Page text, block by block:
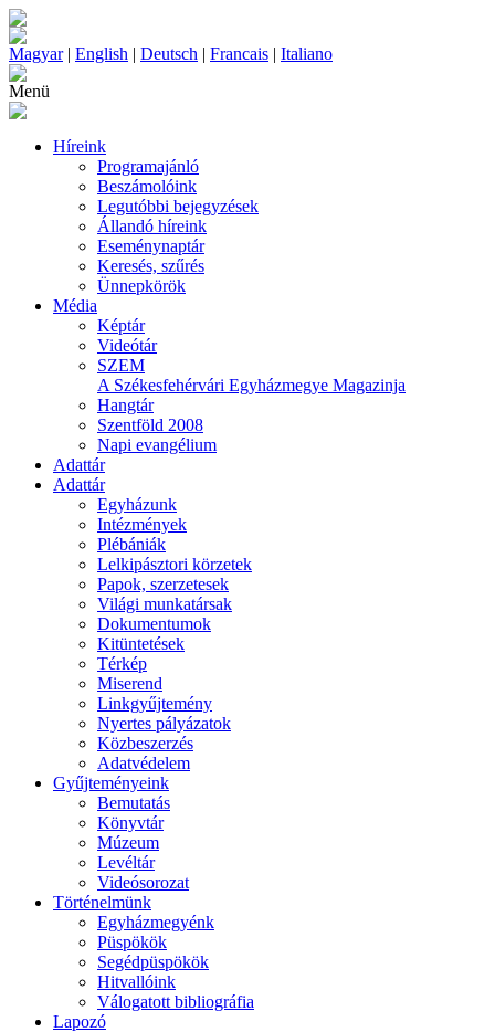
Magyar| English | Deutsch | Francais | Italiano
Menü
Híreink
Programajánló
Beszámolóink
Legutóbbi bejegyzések
Állandó híreink
Eseménynaptár
Keresés, szűrés
Ünnepkörök
Média
Képtár
Videótár
SZEM
A Székesfehérvári Egyházmegye Magazinja
Hangtár
Szentföld 2008
Napi evangélium
Adattár
Adattár
Egyházunk
Intézmények
Plébániák
Lelkipásztori körzetek
Papok, szerzetesek
Világi munkatársak
Dokumentumok
Kitüntetések
Térkép
Miserend
Linkgyűjtemény
Nyertes pályázatok
Közbeszerzés
Adatvédelem
Gyűjteményeink
Bemutatás
Könyvtár
Múzeum
Levéltár
Videósorozat
Történelmünk
Egyházmegyénk
Püspökök
Segédpüspökök
Hitvallóink
Válogatott bibliográfia
Lapozó